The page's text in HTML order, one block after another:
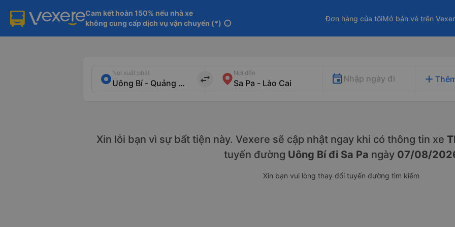
Cam kết hoàn 150% nếu nhà xe
không cung cấp dịch vụ vận chuyển (*) info
Đơn hàng của tôiMở bán vé trên
Nơi xuất phát
import_export
Nơi đến
Nhập ngày đi add
Xin lỗi bạn vì sự bất tiện này. Vexere sẽ cập nhật ngay khi có thông tin xe
tuyến đường Uông Bí đi Sa Pa ngày 07/08/
Xin bạn vui lòng thay đổi tuyến đường tìm kiếm